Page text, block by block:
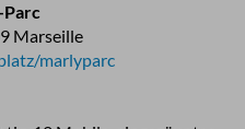
Marseille
marlyparc